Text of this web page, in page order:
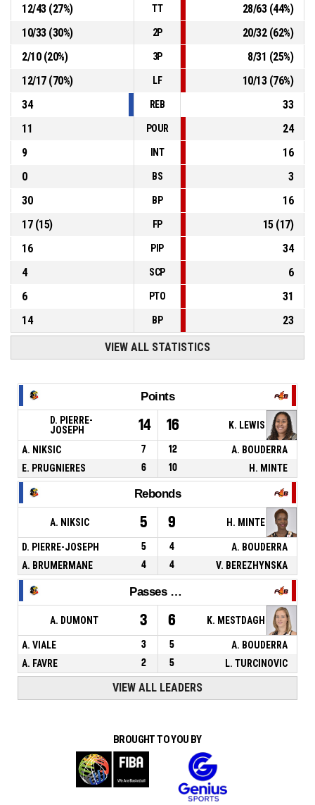
00:38 15, V. BEREZHYNSKA
P4 00:56 10, H. MINTE, ACTION_TURNOVER_BADPASS
12/43(27%) TT 28/63(44%)
10/33(30%) 2P 20/32(62%)
2/10(20%) 3P 8/31 (25%)
12/17(70%) LF 10/13(76%)
34
REB
33
11
POUR
24
9
INT
16
0
BS
3
30
BP
16
17(15) FP 15(17)
16
PIP
34
4
SCP
6
6
PTO
31
14
BP 23
VIEW ALL STATISTICS
Points
D. PIERRE-
JOSEPH
14 16 K. LEWIS
A. NIKSIC 7 12
A. BOUDERRA
E. PRUGNIERES
6 10 H. MINTE
Rebonds
A. NIKSIC 5 9 H. MINTE
D. PIERRE-JOSEPH 5 4
A. BOUDERRA
A. BRUMERMANE
4 4 V. BEREZHYNSKA
Passes décisives
A. DUMONT 3 6 K. MESTDAGH
A. VIALE 3 5
A. BOUDERRA
A. FAVRE
2 5 L. TURCINOVIC
VIEW ALL LEADERS
BROUGHT TO YOU BY